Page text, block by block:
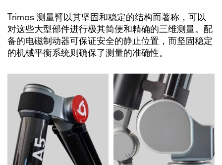
Trimos 测量臂以其坚固和稳定的结构而著称，可以
对这些大型部件进行极其简便和精确的三维测量。配
备的电磁制动器可保证安全的静止位置，而坚固稳定
的机械平衡系统则确保了测量的准确性。